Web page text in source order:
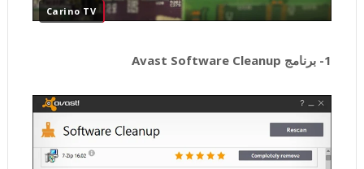
Carino TV
1- برنامج Avast Software Cleanup